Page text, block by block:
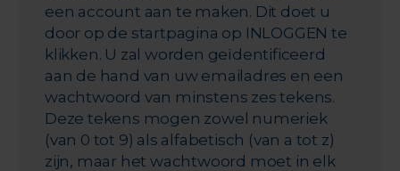
een account aan te maken. Dit doet u
door op de startpagina op INLOGGEN te
klikken. U zal worden geïdentificeerd
aan de hand van uw emailadres en een
wachtwoord van minstens zes tekens.
Deze tekens mogen zowel numeriek
(van 0 tot 9) als alfabetisch (van a tot z)
zijn, maar het wachtwoord moet in elk